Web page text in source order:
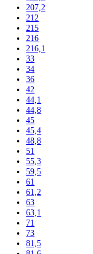
184,1
184,4
185
185,2
186
186,1
186,4
188
188,4
190
191,1
192
193
193,5
195
195,7
199
200
200,3
201
201,1
201,8